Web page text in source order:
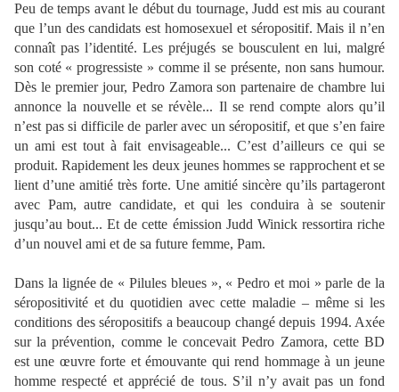
Peu de temps avant le début du tournage, Judd est mis au courant
que l’un des candidats est homosexuel et séropositif. Mais il n’en
connaît pas l’identité. Les préjugés se bousculent en lui, malgré
son coté « progressiste » comme il se présente, non sans humour.
Dès le premier jour, Pedro Zamora son partenaire de chambre lui
annonce la nouvelle et se révèle... Il se rend compte alors qu’il
n’est pas si difficile de parler avec un séropositif, et que s’en faire
un ami est tout à fait envisageable... C’est d’ailleurs ce qui se
produit. Rapidement les deux jeunes hommes se rapprochent et se
lient d’une amitié très forte. Une amitié sincère qu’ils partageront
avec Pam, autre candidate, et qui les conduira à se soutenir
jusqu’au bout... Et de cette émission Judd Winick ressortira riche
d’un nouvel ami et de sa future femme, Pam.
Dans la lignée de « Pilules bleues », « Pedro et moi » parle de la
séropositivité et du quotidien avec cette maladie – même si les
conditions des séropositifs a beaucoup changé depuis 1994. Axée
sur la prévention, comme le concevait Pedro Zamora, cette BD
est une œuvre forte et émouvante qui rend hommage à un jeune
homme respecté et apprécié de tous. S’il n’y avait pas un fond